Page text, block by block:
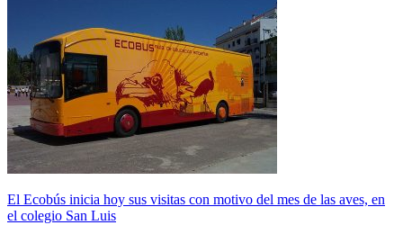
El Ecobús inicia hoy sus visitas con motivo del mes de las aves, en
el colegio San Luis